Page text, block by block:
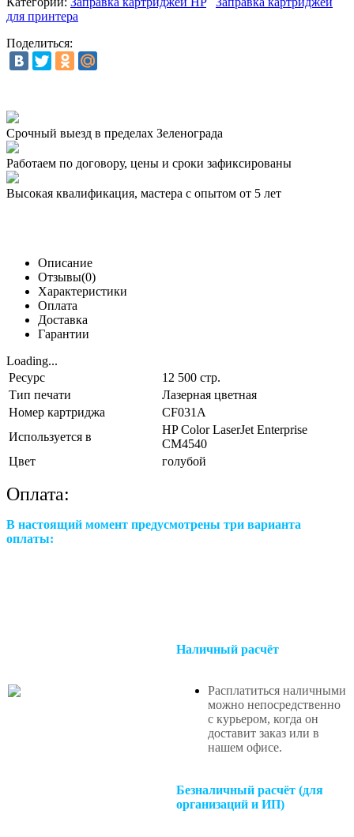
для принтера
Поделиться:
Срочный выезд в пределах Зеленограда
Работаем по договору, цены и сроки зафиксированы
Высокая квалификация, мастера с опытом от 5 лет
Описание
Отзывы(0)
Характеристики
Оплата
Доставка
Гарантии
Loading...
Ресурс
12 500 стр.
Тип печати
Лазерная цветная
Номер картриджа
CF031A
Используется в
HP Color LaserJet Enterprise
CM4540
Цвет
голубой
Оплата:
В настоящий момент предусмотрены три варианта
оплаты:
Наличный расчёт
Расплатиться наличными
можно непосредственно
с курьером, когда он
доставит заказ или в
нашем офисе.
Безналичный расчёт (для
организаций и ИП)